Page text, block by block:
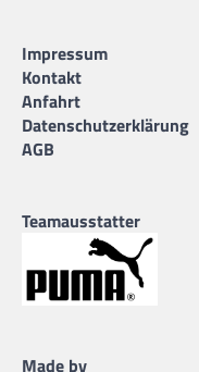
Impressum
Kontakt
Anfahrt
Datenschutzerklärung
AGB
Teamausstatter
Made by